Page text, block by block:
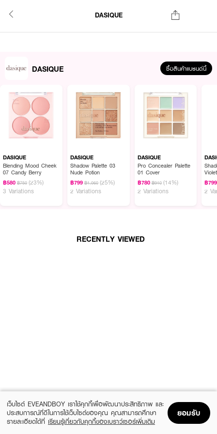
DASIQUE
DASIQUE ซื้อสินค้าแบรนด์นี้
DASIQUE
Blending Mood Cheek
07 Candy Berry
฿580 ฿750 (23%)
3 Variations
DASIQUE
Shadow Palette 03
Nude Potion
฿799 ฿1,060 (25%)
2 Variations
DASIQUE
Pro Concealer Palette
01 Cover
฿780 ฿910 (14%)
2 Variations
฿799
2
RECENTLY VIEWED
เว็บไซต์ EVEANDBOY เราใช้คุกกี้เพื่อพัฒนาประสิทธิภาพ และ
ประสบการณ์ที่ดีในการใช้เว็บไซต์ของคุณ คุณสามารถศึกษา
รายละเอียดได้ที่ เรียนรู้เกี่ยวกับคุกกี้ของเบราว์เซอร์เพิ่มเติม
ยอมรับ